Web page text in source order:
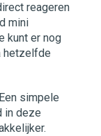
reageren
mini
kunt er nog
hetzelfde
simpele
in deze